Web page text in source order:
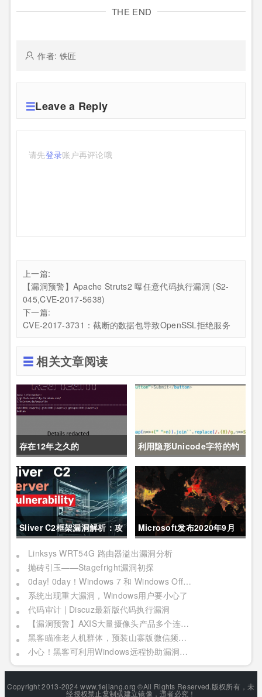
THE END
作者: 铁匠
Leave a Reply
请先登录账户再评论哦
上一篇:
【漏洞预警】Apache Struts2 曝任意代码执行漏洞 (S2-
045,CVE-2017-5638)
下一篇:
CVE-2017-3731：截断的数据包导致OpenSSL拒绝服务
相关文章阅读
存在12年之久的
Pack2TheRoot漏洞允许
Linux用户获取root权限
利用隐形Unicode字符的钓
鱼攻击：一种新的JS混淆技
术
Sliver C2框架漏洞解析：攻
击者可建立TCP连接窃取数
据流量
Microsoft发布2020年9月
安全更新
Linksys WRT54G 路由器溢出漏洞分析
抛砖引玉——Stagefright漏洞初探
0day! 0day！Windows 7 和 Windows Office 均被曝 0day
系统出现重大漏洞，Windows用户要小心了
代码审计 | Discuz最新版代码执行漏洞
【漏洞预警】AXIS大量摄像头产品多个连环漏洞利用，影响严重
黑客瞄准老人机群体，预装山寨版微信频繁推送骚扰广告
小心！黑客可利用Windows远程协助漏洞窃取你的敏感文件
Copyright 2013-2024 www.tiejiang.org ©All Rights Reserved.版权所有，未
经授权禁止复制或建立镜像，违者必究！